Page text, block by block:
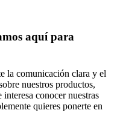
aquí para
la comunicación clara y el
nuestros productos,
conocer nuestras
quieres ponerte en